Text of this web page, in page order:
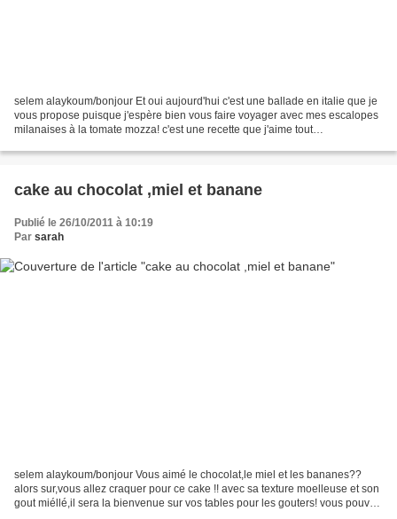
selem alaykoum/bonjour Et oui aujourd'hui c'est une ballade en italie que je
vous propose puisque j'espère bien vous faire voyager avec mes escalopes
milanaises à la tomate mozza! c'est une recette que j'aime tout
cake au chocolat ,miel et banane
Publié le 26/10/2011 à 10:19
Par sarah
selem alaykoum/bonjour Vous aimé le chocolat,le miel et les bananes??
alors sur,vous allez craquer pour ce cake !! avec sa texture moelleuse et son
gout miéllé,il sera la bienvenue sur vos tables pour les gouters! vous pouvez